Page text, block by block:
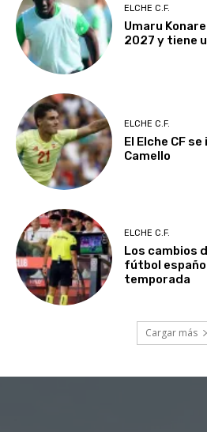
ELCHE C.F.
Umaru
2027 y tiene
ELCHE C.F.
El Elche CF
Camello
ELCHE C.F.
Los cambios
fútbol
temporada
Cargar más